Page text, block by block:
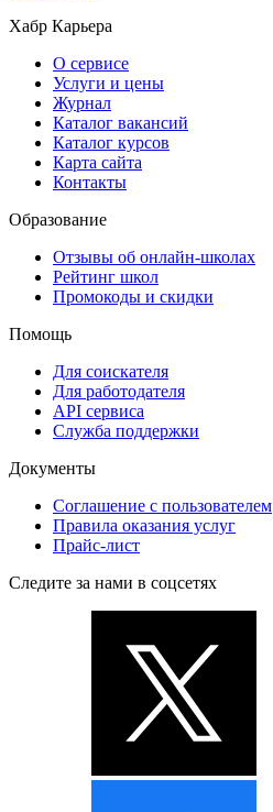
Хабр Карьера
О сервисе
Услуги и цены
Журнал
Каталог вакансий
Каталог курсов
Карта сайта
Контакты
Образование
Отзывы об онлайн-школах
Рейтинг школ
Промокоды и скидки
Помощь
Для соискателя
Для работодателя
API сервиса
Служба поддержки
Документы
Соглашение с пользователем
Правила оказания услуг
Прайс-лист
Следите за нами в соцсетях